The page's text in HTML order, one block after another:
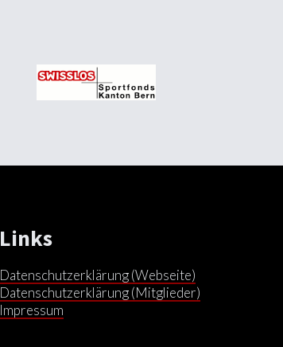
Links
Datenschutzerklärung (Webseite)
Datenschutzerklärung (Mitglieder)
Impressum